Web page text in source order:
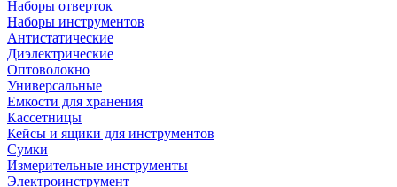
Наборы отверток
Наборы инструментов
Антистатические
Диэлектрические
Оптоволокно
Универсальные
Емкости для хранения
Кассетницы
Кейсы и ящики для инструментов
Сумки
Измерительные инструменты
Электроинструмент